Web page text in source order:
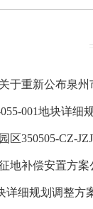
于重新公布泉
001地块详细
区350505-CZ-
地补偿安置方案
详细规划调整方